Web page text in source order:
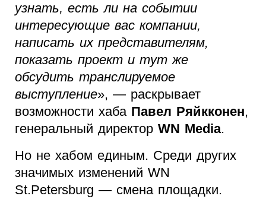
узнать, есть ли на событии
интересующие вас компании,
написать их представителям,
показать проект и тут же
обсудить транслируемое
выступление», — раскрывает
возможности хаба Павел Ряйкконен,
генеральный директор WN Media.
Но не хабом единым. Среди других
значимых изменений WN
St.Petersburg — смена площадки.